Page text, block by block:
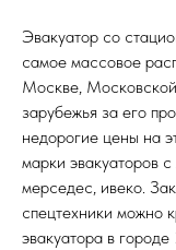
Эвакуатор со
самое массовое
Москве,
зарубежья за его
недорогие цены на
марки эвакуаторов
мерседес, ивеко.
спецтехники можно
эвакуатора в